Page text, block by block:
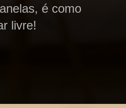
é como
livre!